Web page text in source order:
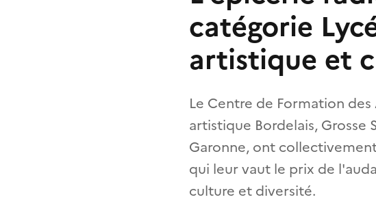
catégorie
artistique et
Le Centre de Formation
artistique Bordelais,
Garonne, ont
qui leur vaut le prix de
culture et diversité.